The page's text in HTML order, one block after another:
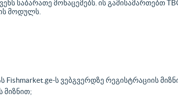
საბარათე მონაცემებს. ის გამისამართებთ
მოდულს.
ს ვებგვერდზე რეგისტრაციის
მიზნით;